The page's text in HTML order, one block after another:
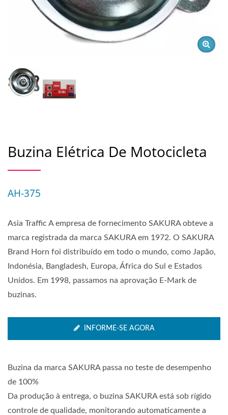
Buzina Elétrica De Motocicleta
AH-375
Asia Traffic A empresa de fornecimento SAKURA obteve a
marca registrada da marca SAKURA em 1972. O SAKURA
Brand Horn foi distribuído em todo o mundo, como Japão,
Indonésia, Bangladesh, Europa, África do Sul e Estados
Unidos. Em 1998, passamos na aprovação E-Mark de
buzinas.
INFORME-SE AGORA
Buzina da marca SAKURA passa no teste de desempenho
de 100%
Da produção à entrega, o buzina SAKURA está sob rígido
controle de qualidade, monitorando automaticamente a